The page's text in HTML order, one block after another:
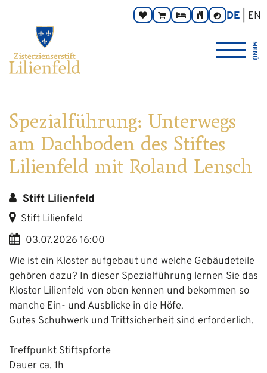
SpendenOnline-ZimmerTaverneKontrast
umschalten
DE
EN
Zisterzienserstift
Lilienfeld
verlinkt
MENÜ
Spezialführung: Unterwegs
am Dachboden des Stiftes
Lilienfeld mit Roland Lensch
Stift Lilienfeld
Stift Lilienfeld
03.07.2026 16:00
Wie ist ein Kloster aufgebaut und welche Gebäudeteile
gehören dazu? In dieser Spezialführung lernen Sie das
Kloster Lilienfeld von oben kennen und bekommen so
manche Ein- und Ausblicke in die Höfe.
Gutes Schuhwerk und Trittsicherheit sind erforderlich.
Treffpunkt Stiftspforte
Dauer ca. 1h